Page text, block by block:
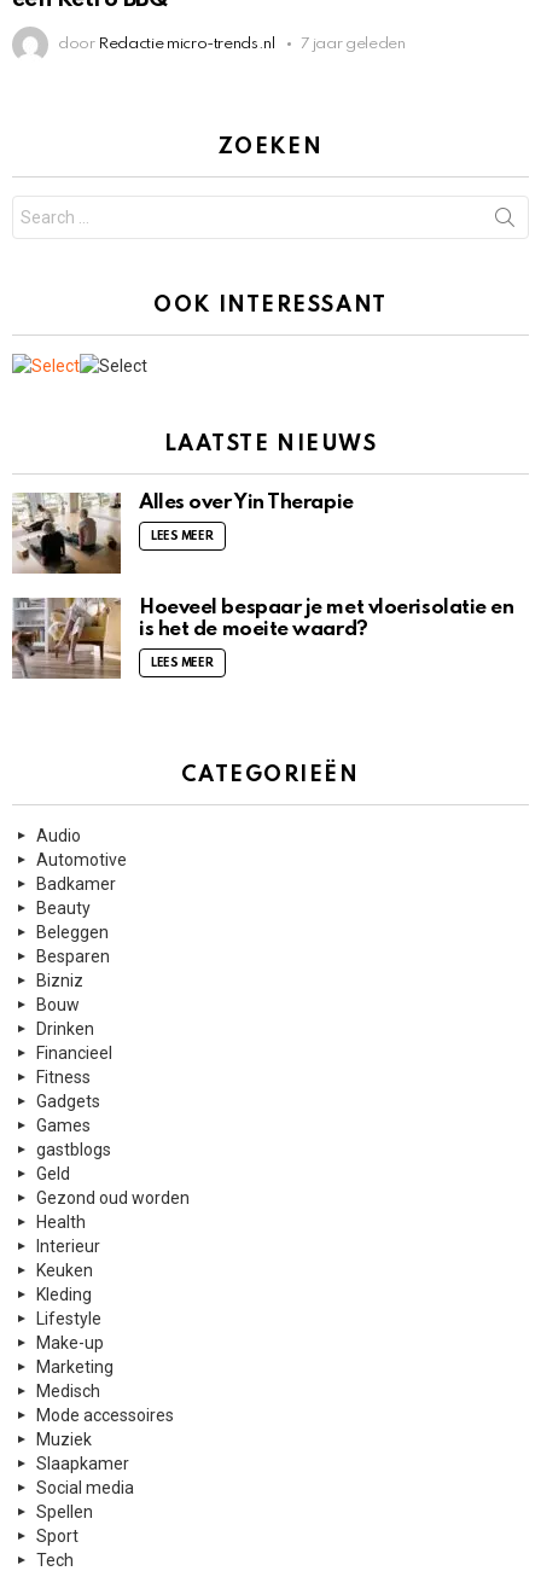
door Redactie micro-trends.nl 7 jaar geleden
ZOEKEN
for:
OOK INTERESSANT
LAATSTE NIEUWS
Alles over Yin Therapie
LEES MEER
Hoeveel bespaar je met vloerisolatie en
is het de moeite waard?
LEES MEER
CATEGORIEËN
Audio
Automotive
Badkamer
Beauty
Beleggen
Besparen
Bizniz
Bouw
Drinken
Financieel
Fitness
Gadgets
Games
gastblogs
Geld
Gezond oud worden
Health
Interieur
Keuken
Kleding
Lifestyle
Make-up
Marketing
Medisch
Mode accessoires
Muziek
Slaapkamer
Social media
Spellen
Sport
Tech